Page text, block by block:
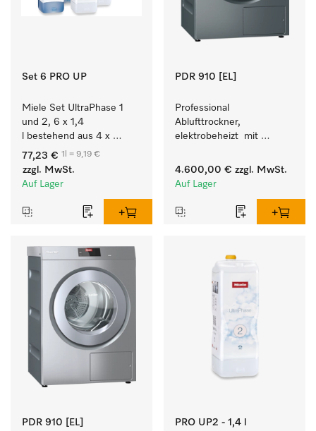
Set 6 PRO UP
Miele Set UltraPhase 1
und 2, 6 x 1,4
l bestehend aus 4 x
UltraPhase 1 und 2 x
UltraPhase 2.
77,23 € 1l = 9,19 €
zzgl. MwSt.
Auf Lager
PDR 910 [EL]
Professional
Ablufttrockner,
elektrobeheizt  mit
Steuerung M Touch Pro
für höchste Flexibilität.
4.600,00 € zzgl. MwSt.
Auf Lager
PDR 910 [EL] PRO UP2 - 1,4 l